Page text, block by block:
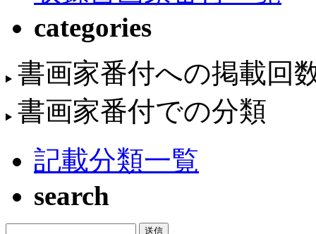
categories
書画家番付への掲載回
書画家番付での分類
記載分類一覧
search